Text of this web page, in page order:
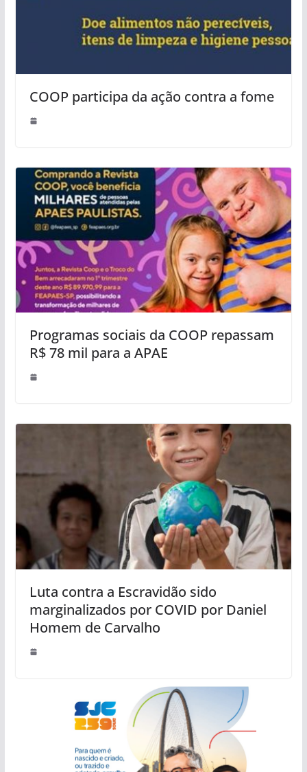
COOP participa da ação contra a fome
Programas sociais da COOP repassam
R$ 78 mil para a APAE
Luta contra a Escravidão sido
marginalizados por COVID por Daniel
Homem de Carvalho